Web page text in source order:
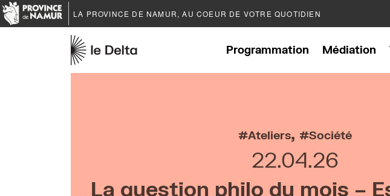
LA PROVINCE DE NAMUR, AU COEUR DE VOTRE QUOTIDIEN
Programmation Médiation
Ateliers, Société
22.04.26
La question philo du mois –